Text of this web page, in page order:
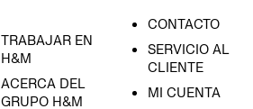
TRABAJAR EN
H&M
ACERCA DEL
GRUPO H&M
CONTACTO
SERVICIO AL
CLIENTE
MI CUENTA